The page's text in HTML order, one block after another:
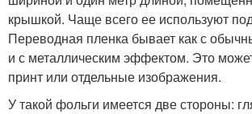
крышкой. Чаще всего ее используют
Переводная пленка бывает как с
и с металлическим эффектом. Это
принт или отдельные изображения.
У такой фольги имеется две стороны: